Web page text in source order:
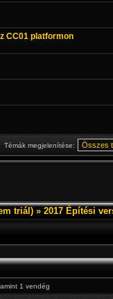
CC01 platformon
Témák megjelenítése:
triál) » 2017 Építési
1 vendég